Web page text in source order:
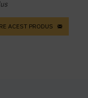
ACEST PRODUS